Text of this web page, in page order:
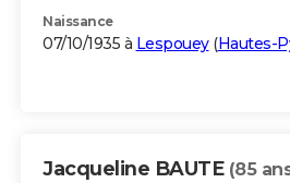
Naissance
07/10/1935 à Lespouey(Hautes-
Jacqueline BAUTE (85